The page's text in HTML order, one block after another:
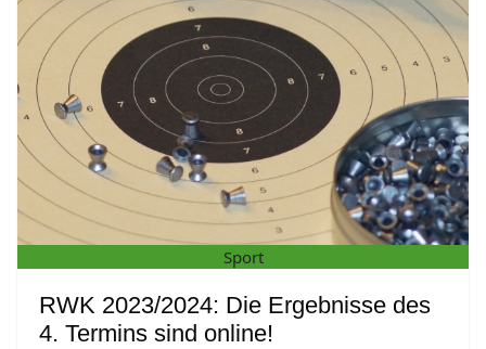
Sport
RWK 2023/2024: Die Ergebnisse des
4. Termins sind online!